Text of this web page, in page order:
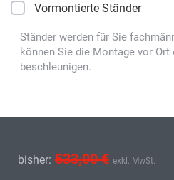
Vormontierte Ständer
Ständer werden für Sie
können Sie die Montage vor
beschleunigen.
bisher: 533,00 € exkl. MwSt.